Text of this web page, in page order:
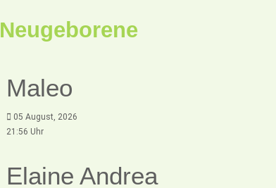
Neugeborene
Maleo
05 August, 2026
21:56 Uhr
Elaine Andrea